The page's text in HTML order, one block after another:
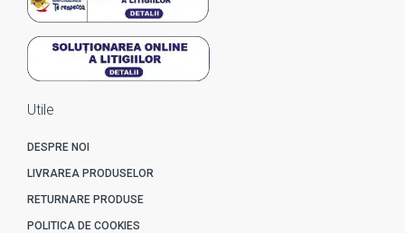
Utile
DESPRE NOI
LIVRAREA PRODUSELOR
RETURNARE PRODUSE
POLITICA DE COOKIES